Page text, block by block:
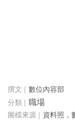
數位內容部
職場
資料照，